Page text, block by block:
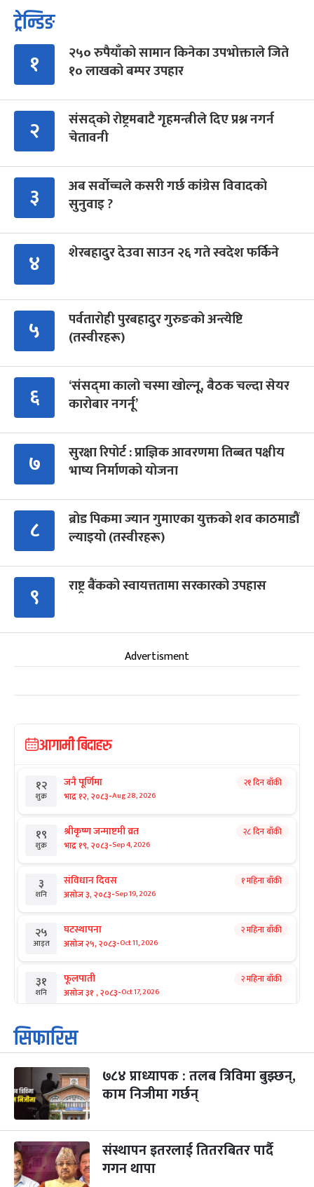
ट्रेन्डिङ
१
२५० रुपैयाँको सामान किनेका उपभोक्ताले जिते
१० लाखको बम्पर उपहार
२
संसद्को रोष्ट्रमबाटै गृहमन्त्रीले दिए प्रश्न नगर्न
चेतावनी
३
अब सर्वोच्चले कसरी गर्छ कांग्रेस विवादको
सुनुवाइ ?
४ शेरबहादुर देउवा साउन २६ गते स्वदेश फर्किने
५
पर्वतारोही पुरबहादुर गुरुङको अन्त्येष्टि
(तस्वीरहरू)
६
‘संसद्‍मा कालो चस्मा खोल्नू, बैठक चल्दा सेयर
कारोबार नगर्नू’
७
सुरक्षा रिपोर्ट : प्राज्ञिक आवरणमा तिब्बत पक्षीय
भाष्य निर्माणको योजना
८
ब्रोड पिकमा ज्यान गुमाएका युक्तको शव काठमाडौं
ल्याइयो (तस्वीरहरू)
९ राष्ट्र बैंकको स्वायत्ततामा सरकारको उपहास
Advertisment
आगामी बिदाहरु
१२
शुक्र
जनै पूर्णिमा
भाद्र १२, २०८३-Aug 28, 2026
२१ दिन बाँकी
१९
शुक्र
श्रीकृष्ण जन्माष्टमी व्रत
भाद्र १९, २०८३-Sep 4, 2026
२८ दिन बाँकी
३
शनि
संविधान दिवस
असोज ३, २०८३-Sep 19, 2026
१ महिना बाँकी
२५
आइत
घटस्थापना
असोज २५, २०८३-Oct 11, 2026
२ महिना बाँकी
३१
शनि
फूलपाती
असोज ३१ , २०८३-Oct 17, 2026
२ महिना बाँकी
१
आइत
कार्तिक सङ्क्रान्ति
कार्तिक १, २०८३
३
मंगल
महानवमी
कार्तिक ३, २०८३-Oct 20, 2026
२ महिना बाँकी
४
बुध कार्तिक ४, २०८३
५ पापा‌ङ्कुशा एकादशी व्रत
सिफारिस
७८४ प्राध्यापक : तलब त्रिविमा बुझ्छन्,
काम निजीमा गर्छन्
संस्थापन इतरलाई तितरबितर पार्दै
गगन थापा